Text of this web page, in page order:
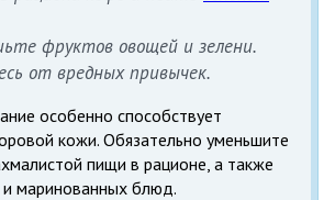
фруктов овощей и зелени.
от вредных привычек.
особенно способствует
кожи. Обязательно уменьшите
пищи в рационе, а также
маринованных блюд.